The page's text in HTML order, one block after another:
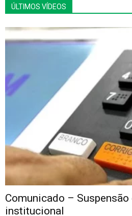
ÚLTIMOS VÍDEOS
Comunicado –
institucional